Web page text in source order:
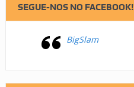
SEGUE-NOS NO FACEBOOK!
BigSlam